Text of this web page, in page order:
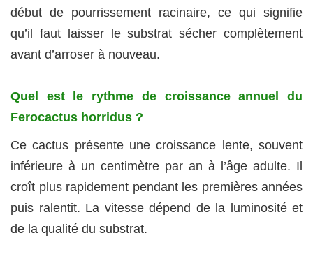
début de pourrissement racinaire, ce qui signifie
qu’il faut laisser le substrat sécher complètement
avant d’arroser à nouveau.
Quel est le rythme de croissance annuel du
Ferocactus horridus ?
Ce cactus présente une croissance lente, souvent
inférieure à un centimètre par an à l’âge adulte. Il
croît plus rapidement pendant les premières années
puis ralentit. La vitesse dépend de la luminosité et
de la qualité du substrat.